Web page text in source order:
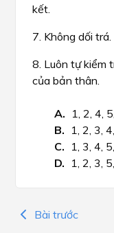
kết.
7. Không dối trá.
8. Luôn tự kiểm
của bản thân.
1, 2, 4,
1, 2, 3,
1, 3, 4,
1, 2, 3,
Bài trước